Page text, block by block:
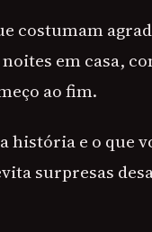
costumam
em casa,
ao fim.
história e o que
surpresas